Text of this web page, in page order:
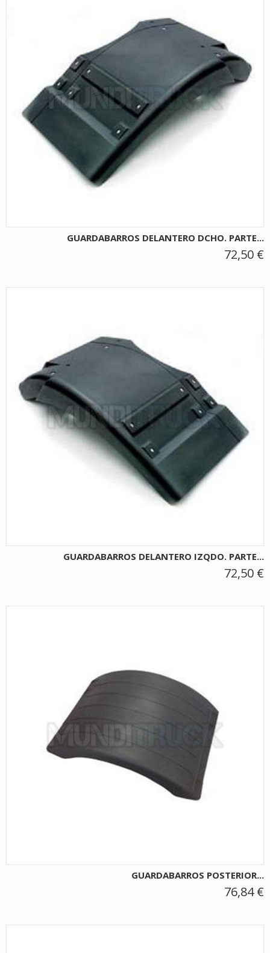
GUARDABARROS DELANTERO DCHO. PARTE...
72,50 €
GUARDABARROS DELANTERO IZQDO. PARTE...
72,50 €
GUARDABARROS POSTERIOR...
76,84 €